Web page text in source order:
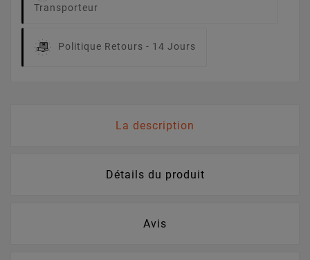
Transporteur
Politique Retours - 14 Jours
La description
Détails du produit
Avis